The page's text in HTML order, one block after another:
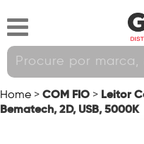
Home > COM FIO > Leitor
Bematech, 2D, USB, 5000K